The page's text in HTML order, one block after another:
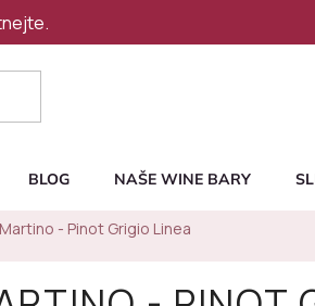
BLOG NAŠE WINE BARY
- Pinot Grigio Linea